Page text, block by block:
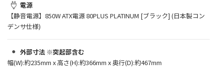
電源
【静音電源】850W ATX電源 80PLUS PLATINUM [ブラック] (日本製コン
デンサ仕様)
外部寸法 ※突起部含む
幅(W):約235mm x 高さ(H):約366mm x 奥行(D):約467mm